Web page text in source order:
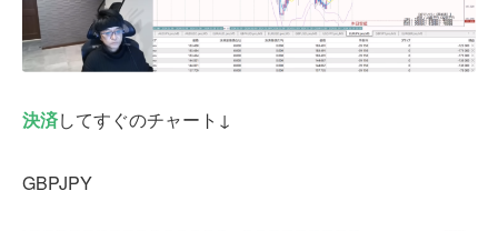
決済してすぐのチャート↓
GBPJPY